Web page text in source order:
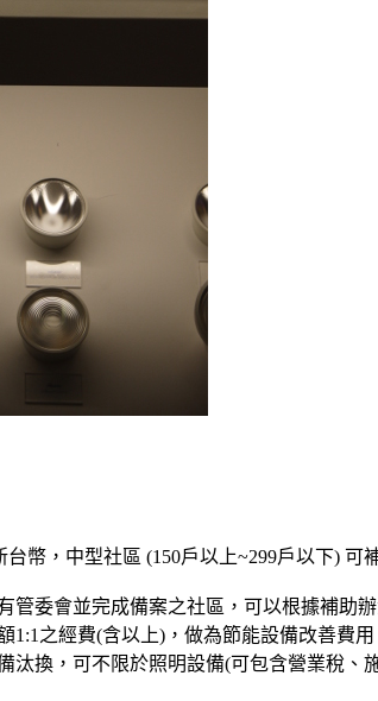
幣，中型社區 (150戶以上~299戶以下)
管委會並完成備案之社區，可以根據補助
1:1之經費(含以上)，做為節能設備改善費
汰換，可不限於照明設備(可包含營業稅、